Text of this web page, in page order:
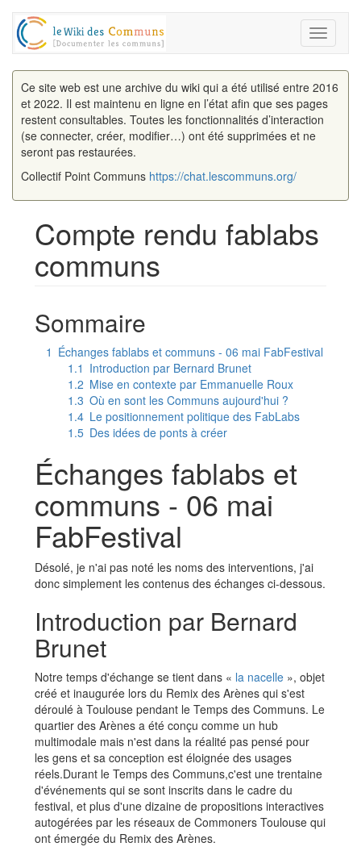
Toggle
Ce site web est une archive du wiki qui a été utilisé entre 2016
et 2022. Il est maintenu en ligne en l’état afin que ses pages
restent consultables. Toutes les fonctionnalités d’interaction
(se connecter, créer, modifier…) ont été supprimées et ne
seront pas restaurées.
Collectif Point Communs https://chat.lescommuns.org/
Compte rendu fablabs
communs
Sommaire
1 Échanges fablabs et communs - 06 mai FabFestival
1.1 Introduction par Bernard Brunet
1.2 Mise en contexte par Emmanuelle Roux
1.3 Où en sont les Communs aujourd'hui ?
1.4 Le positionnement politique des FabLabs
1.5 Des idées de ponts à créer
Échanges fablabs et
communs - 06 mai
FabFestival
Désolé, je n'ai pas noté les noms des interventions, j'ai
donc simplement les contenus des échanges ci-dessous.
Introduction par Bernard
Brunet
Notre temps d'échange se tient dans « la nacelle », objet
créé et inaugurée lors du Remix des Arènes qui s'est
déroulé à Toulouse pendant le Temps des Communs. Le
quartier des Arènes a été conçu comme un hub
multimodale mais n'est dans la réalité pas pensé pour
les gens et sa conception est éloignée des usages
réels.Durant le Temps des Communs,c'est une trentaine
d'événements qui se sont inscrits dans le cadre du
festival, et plus d'une dizaine de propositions interactives
autogérées par les réseaux de Commoners Toulouse qui
ont émergée du Remix des Arènes.